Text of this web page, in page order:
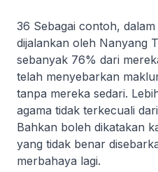
36 Sebagai contoh,
dijalankan oleh Nanyang
sebanyak 76% dari
telah menyebarkan
tanpa mereka sedari.
agama tidak terkecuali
Bahkan boleh dikatakan
yang tidak benar
merbahaya lagi.